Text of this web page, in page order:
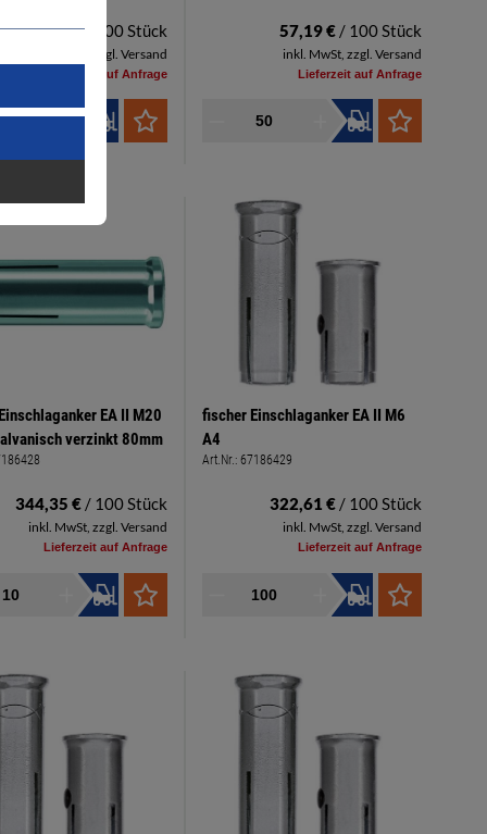
64,74 € / 100 Stück
inkl. MwSt, zzgl. Versand
Lieferzeit auf Anfrage
57,19 € / 100 Stück
inkl. MwSt, zzgl. Versand
Lieferzeit auf Anfrage
EA II M20
verzinkt 80mm
344,35 € / 100 Stück
inkl. MwSt, zzgl. Versand
Lieferzeit auf Anfrage
fischer Einschlaganker EA II M6
A4
Art.Nr.: 67186429
322,61 € / 100 Stück
inkl. MwSt, zzgl. Versand
Lieferzeit auf Anfrage